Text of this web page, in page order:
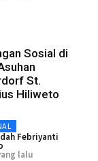
Sosial di
St.
Hiliweto
Febriyanti
lalu